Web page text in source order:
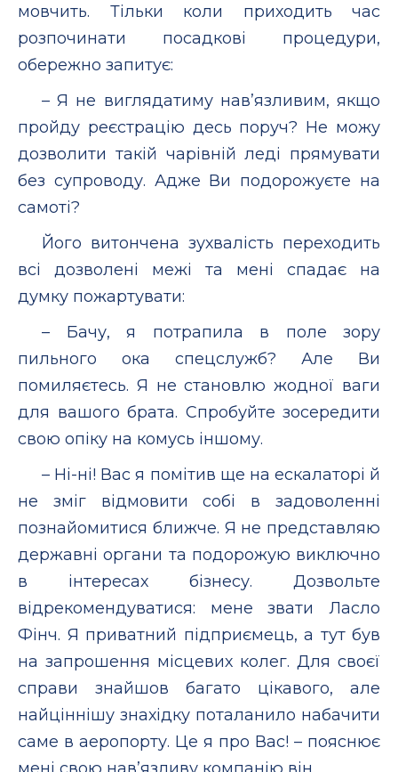
мовчить. Тільки коли приходить час
розпочинати посадкові процедури,
обережно запитує:
– Я не виглядатиму нав’язливим, якщо
пройду реєстрацію десь поруч? Не можу
дозволити такій чарівній леді прямувати
без супроводу. Адже Ви подорожуєте на
самоті?
Його витончена зухвалість переходить
всі дозволені межі та мені спадає на
думку пожартувати:
– Бачу, я потрапила в поле зору
пильного ока спецслужб? Але Ви
помиляєтесь. Я не становлю жодної ваги
для вашого брата. Спробуйте зосередити
свою опіку на комусь іншому.
– Ні-ні! Вас я помітив ще на ескалаторі й
не зміг відмовити собі в задоволенні
познайомитися ближче. Я не представляю
державні органи та подорожую виключно
в інтересах бізнесу. Дозвольте
відрекомендуватися: мене звати Ласло
Фінч. Я приватний підприємець, а тут був
на запрошення місцевих колег. Для своєї
справи знайшов багато цікавого, але
найціннішу знахідку поталанило набачити
саме в аеропорту. Це я про Вас! – пояснює